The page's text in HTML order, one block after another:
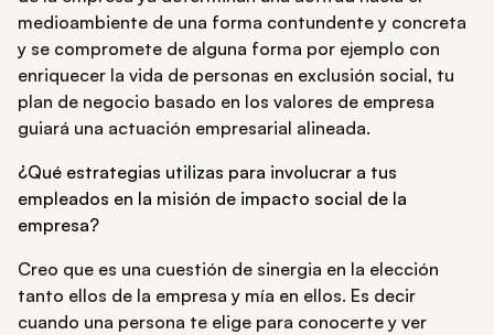
medioambiente de una forma contundente y concreta
y se compromete de alguna forma por ejemplo con
enriquecer la vida de personas en exclusión social, tu
plan de negocio basado en los valores de empresa
guiará una actuación empresarial alineada.
¿Qué estrategias utilizas para involucrar a tus
empleados en la misión de impacto social de la
empresa?
Creo que es una cuestión de sinergia en la elección
tanto ellos de la empresa y mía en ellos. Es decir
cuando una persona te elige para conocerte y ver